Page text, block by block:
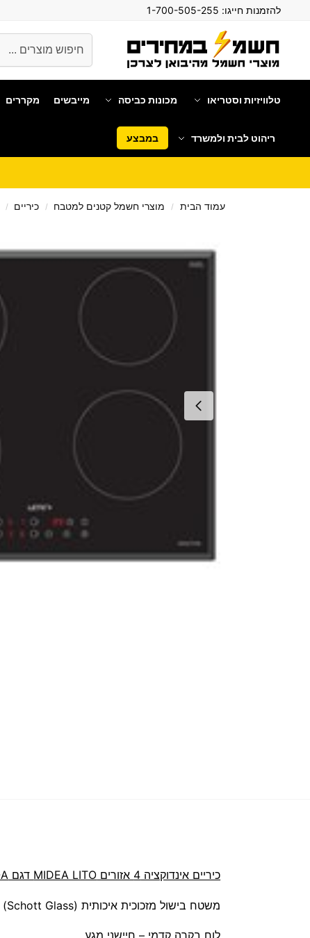
להזמנות חייגו:
טלוויזיות וסטריאו מכונות כביסה מייבשים מקררים
ריהוט לבית ולמשרד במבצע
עמוד הבית / מוצרי חשמל קטנים למטבח / כיריים /
כיריים אינדוקציה 4 אזורים MIDEA LITO דגם MC-IF6417B1-A
משטח בישול מזכוכית איכותית (Schott Glass)